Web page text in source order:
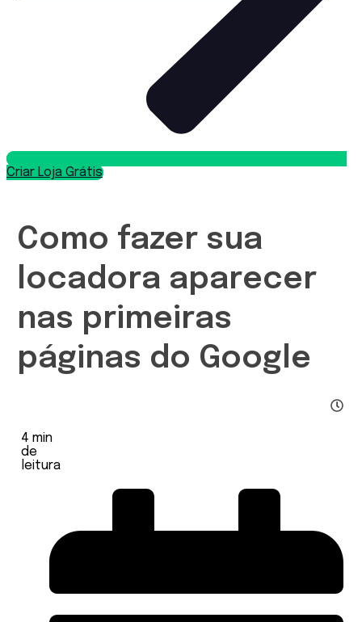
Criar Loja Grátis
Como fazer sua
locadora aparecer
nas primeiras
páginas do Google
4 min
de
leitura